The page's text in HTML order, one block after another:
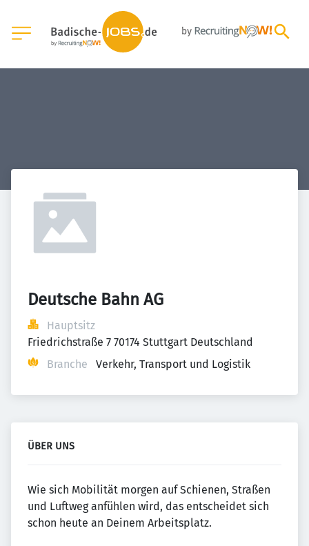
Deutsche Bahn AG
Hauptsitz
Friedrichstraße 7 70174 Stuttgart Deutschland
Branche
Verkehr, Transport und Logistik
ÜBER UNS
Wie sich Mobilität morgen auf Schienen, Straßen
und Luftweg anfühlen wird, das entscheidet sich
schon heute an Deinem Arbeitsplatz.